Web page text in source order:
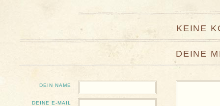
KEINE
DEINE
DEIN NAME
DEINE E-MAIL